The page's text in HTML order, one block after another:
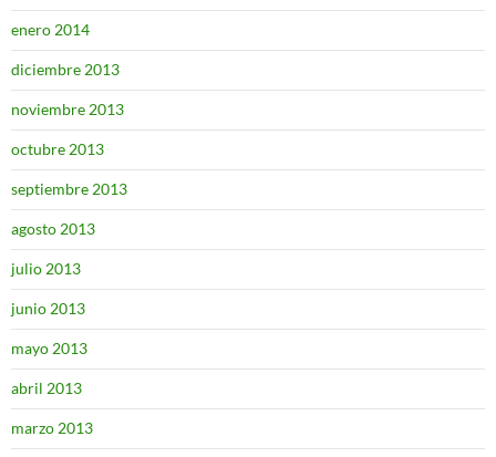
enero 2014
diciembre 2013
noviembre 2013
octubre 2013
septiembre 2013
agosto 2013
julio 2013
junio 2013
mayo 2013
abril 2013
marzo 2013